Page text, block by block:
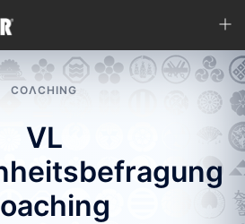
COΛCHING
VL